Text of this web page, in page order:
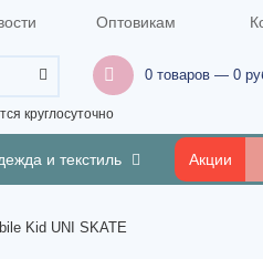
Оптовикам
0 товаров — 0
круглосуточно
и текстиль Акции
Kid UNI SKATE